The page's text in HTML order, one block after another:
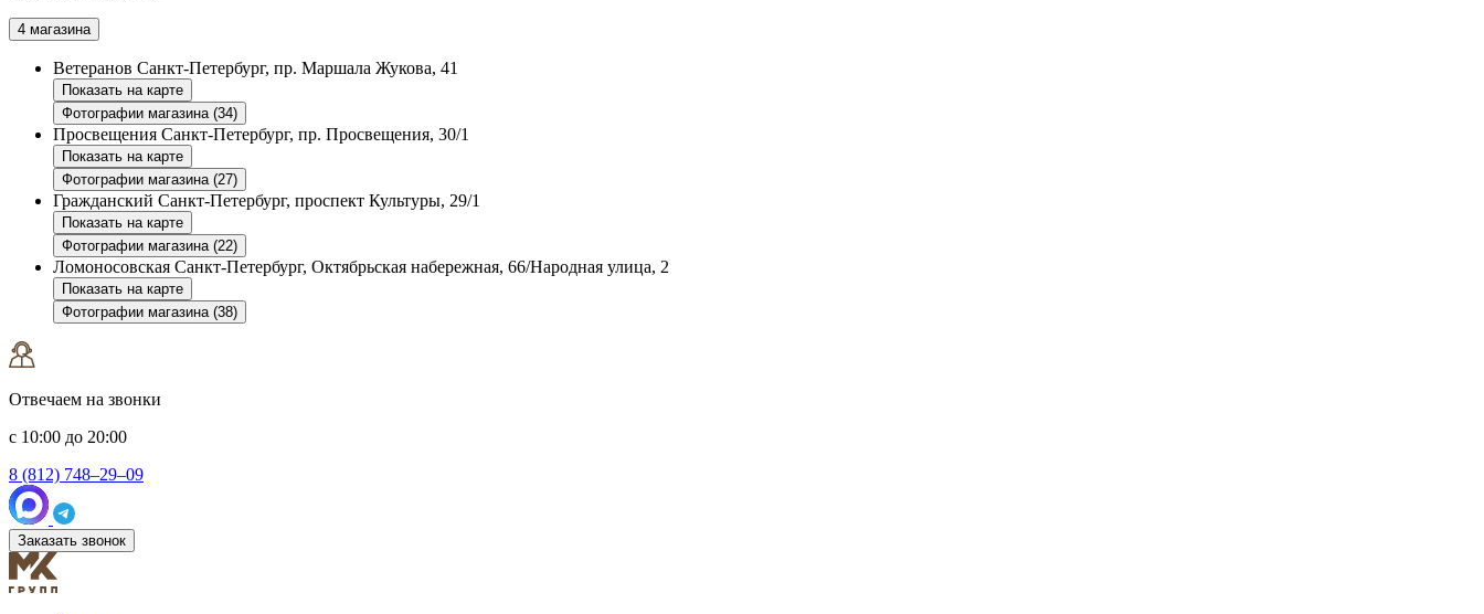
4 магазина
Ветеранов Санкт-Петербург, пр. Маршала Жукова, 41
Показать на карте
Фотографии магазина (34)
Просвещения Санкт-Петербург, пр. Просвещения, 30/1
Показать на карте
Фотографии магазина (27)
Гражданский Санкт-Петербург, проспект Культуры, 29/1
Показать на карте
Фотографии магазина (22)
Ломоносовская Санкт-Петербург, Октябрьская набережная, 66/Народная улица, 2
Показать на карте
Фотографии магазина (38)
Отвечаем на звонки
с 10:00 до 20:00
8 (812) 748–29–09
Заказать звонок